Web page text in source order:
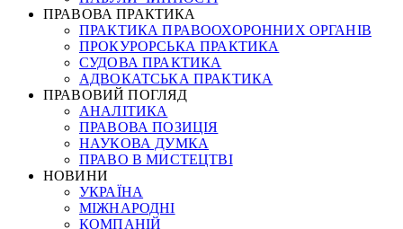
ПРАВОВА ПРАКТИКА
ПРАКТИКА ПРАВООХОРОННИХ ОРГАНІВ
ПРОКУРОРСЬКА ПРАКТИКА
СУДОВА ПРАКТИКА
АДВОКАТСЬКА ПРАКТИКА
ПРАВОВИЙ ПОГЛЯД
АНАЛІТИКА
ПРАВОВА ПОЗИЦІЯ
НАУКОВА ДУМКА
ПРАВО В МИСТЕЦТВІ
НОВИНИ
УКРАЇНА
МІЖНАРОДНІ
КОМПАНІЙ